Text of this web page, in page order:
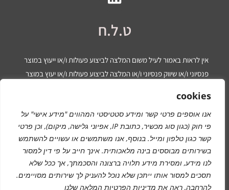
cookies
אנו אוספים פרטי קשר ומידע סטטיסטי המהווים "מידע אישי" על
פי חוק (כגון סוג מכשיר, כתובת IP, אפיוני גלישה, מיקום), וכן פרטי
קשר כגון טלפון ומייל. בנוסף, אנו משתמשים או עשויים להשתמש
בשירותים מבוססים בינה מלאכותית. אינך חייב על פי דין למסור
לנו מידע, ומסירת מידע תלויה ברצונה והסכמתך, אך ככל שלא
תסכים למסור אותו ייתכן שלא נוכל להעניק לך שירותים מסויימים.
להרחבה, ראה את מדיניות הפרטיות המלאה שלנו
ט.ל.ח
אין לראות באמור לעיל משום המלצה לביצוע פעולות ו/או ייעוץ במוצר
פנסיוני ו/או שיווק פנסיוני ו/או המלצה לביצוע פעולות ו/או יעוץ במוצר
ו/או יעוץ מכל סוג שהוא. המידע המוצג הינו לידיעה בלבד ואינו מהווה
תחליף לייעוץ המתחשב בנתונים ובצרכים המיוחדים של כל אדם. כל
העושה במידע הנ”ל שימוש כלשהו – עושה זאת על דעתו בלבד ועל
אחריותו הבלעדית.
מדיניות פרטיות